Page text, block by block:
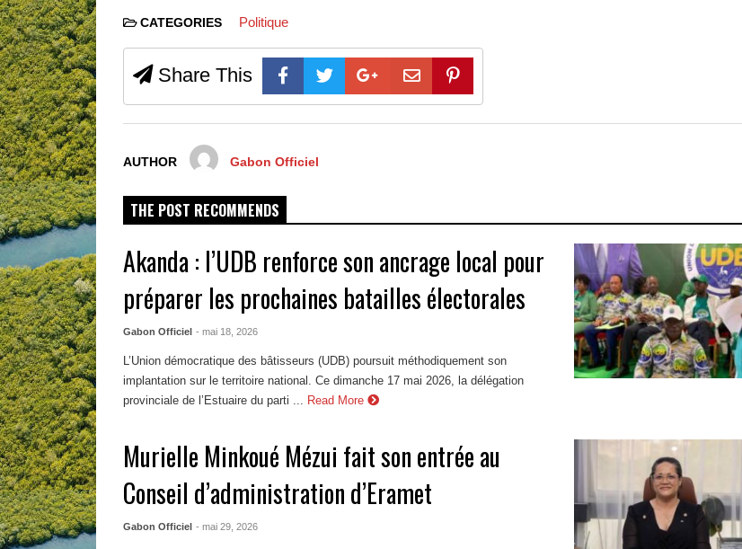
CATEGORIES Politique
Share This
AUTHOR Gabon Officiel
THE POST RECOMMENDS
Akanda : l’UDB renforce son ancrage local pour
préparer les prochaines batailles électorales
Gabon Officiel - mai 18, 2026
L’Union démocratique des bâtisseurs (UDB) poursuit méthodiquement son
implantation sur le territoire national. Ce dimanche 17 mai 2026, la délégation
provinciale de l’Estuaire du parti ... Read More
Murielle Minkoué Mézui fait son entrée au
Conseil d’administration d’Eramet
Gabon Officiel - mai 29, 2026